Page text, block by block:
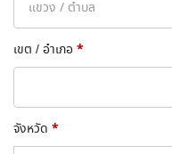
เขต / อำเภอ *
จังหวัด *